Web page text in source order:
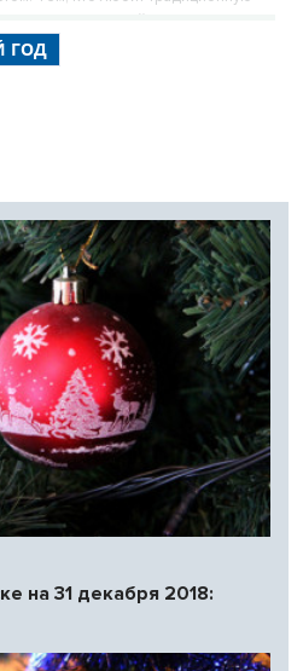
порцию морозной свежести.
ГОД
на 31 декабря 2018: